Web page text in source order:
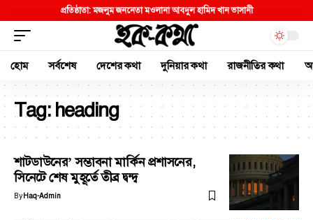
হোম সর্বশেষ দেশের কথা দুনিয়ার কথা রাজনীতির কথা
Tag: heading
শাটডাউনের’ সম্ভাবনা মার্কিন প্রশাসনের,
সিনেটে শেষ মুহূর্তে তীব্র দ্বন্দ্ব
ByHaq-Admin